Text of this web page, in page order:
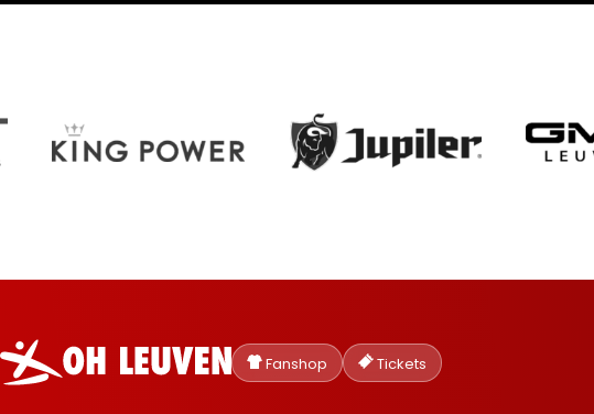
Oud-
Heverlee
Leuven
Fanshop Tickets